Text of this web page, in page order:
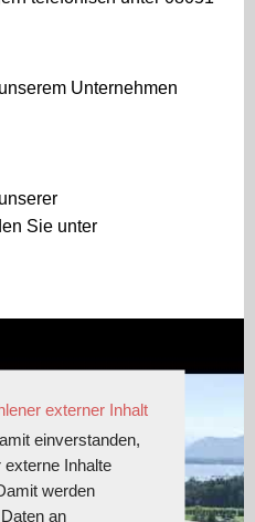
Unternehmen
Sie unter
externer Inhalt
einverstanden,
Inhalte
werden
an